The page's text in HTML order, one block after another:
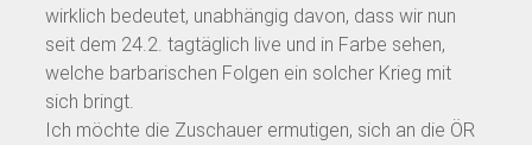
wirklich bedeutet, unabhängig davon, dass wir nun
seit dem 24.2. tagtäglich live und in Farbe sehen,
welche barbarischen Folgen ein solcher Krieg mit
sich bringt.
Ich möchte die Zuschauer ermutigen, sich an die ÖR